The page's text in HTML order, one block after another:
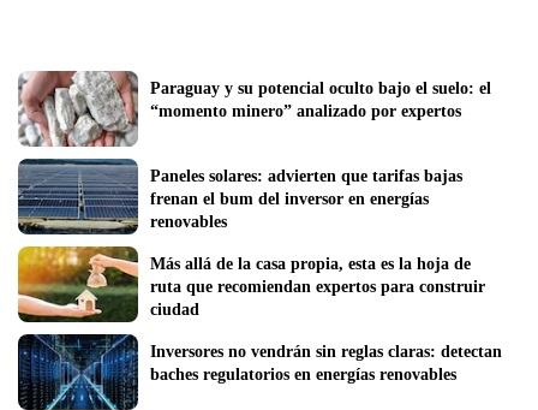
Paraguay y su potencial oculto bajo el suelo: el
Paneles solares: advierten que tarifas bajas
frenan el bum del inversor en energías
renovables
Más allá de la casa propia, esta es la hoja de
ruta que recomiendan expertos para construir
ciudad
Inversores no vendrán sin reglas claras: detectan
baches regulatorios en energías renovables